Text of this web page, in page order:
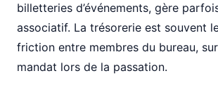
billetteries d’événements, gère
associatif. La trésorerie est souvent
friction entre membres du bureau,
mandat lors de la passation.